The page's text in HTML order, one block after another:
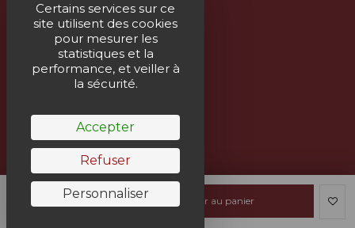
Certains services sur ce
site utilisent des cookies
pour mesurer les
statistiques et la
performance, et veiller à
la sécurité.
Accepter
Refuser
Personnaliser Ajouter au panier
À propos
Nous contacter
Bulletin